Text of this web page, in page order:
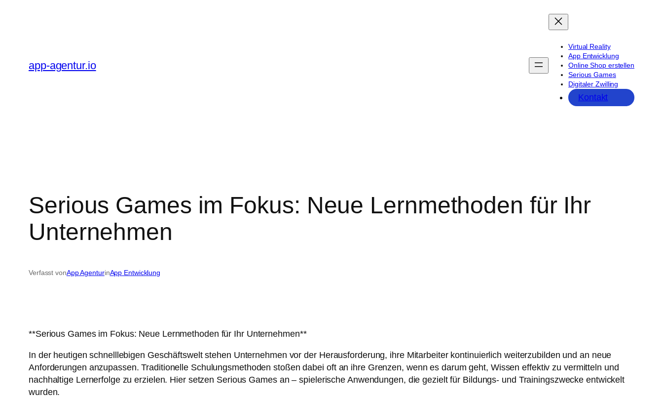
app-agentur.io
Virtual Reality
App Entwicklung
Online Shop erstellen
Serious Games
Digitaler Zwilling
Kontakt
Serious Games im Fokus: Neue Lernmethoden für Ihr
Unternehmen
Verfasst vonApp AgenturinApp Entwicklung
**Serious Games im Fokus: Neue Lernmethoden für Ihr Unternehmen**
In der heutigen schnelllebigen Geschäftswelt stehen Unternehmen vor der Herausforderung, ihre Mitarbeiter kontinuierlich weiterzubilden und an neue
Anforderungen anzupassen. Traditionelle Schulungsmethoden stoßen dabei oft an ihre Grenzen, wenn es darum geht, Wissen effektiv zu vermitteln und
nachhaltige Lernerfolge zu erzielen. Hier setzen Serious Games an – spielerische Anwendungen, die gezielt für Bildungs- und Trainingszwecke entwickelt
wurden.